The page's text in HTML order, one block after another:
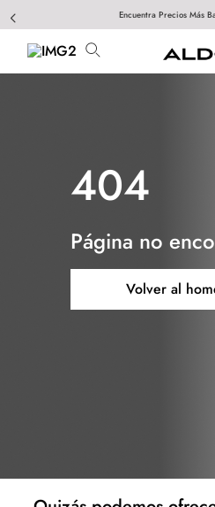
Encuentra Precios Más
404
Página no
Volver al